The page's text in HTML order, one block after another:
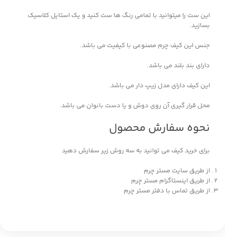
این ست را میتوانید با تمامی رنگ ها ست کنید و یک استایل کلاسیک
بسازید.
جنس این کیف چرم مصنوعی با کیفیت می باشد.
دارای بند بلند می باشد.
این کیف دارای مدل زیپ دار می باشد.
محل قرار گیری آن روی دوش و یا دست بانوان می باشد.
نحوه سفارش محصول
برای خرید کیف می توانید به سه روش زیر سفارش دهید
از طریق سایت مستر چرم
از طریق اینستاگرام مستر چرم
از طریق تماس با دفتر مستر چرم